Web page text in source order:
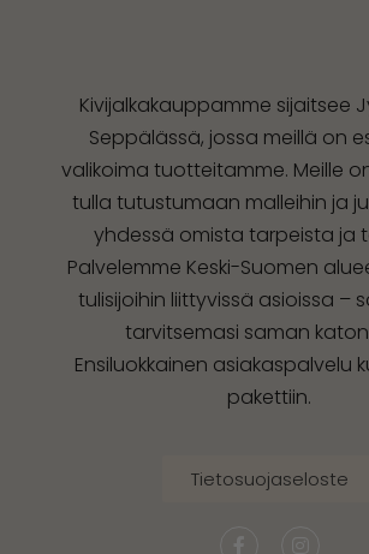
Kivijalkakauppamme sijaitsee
Seppälässä, jossa meillä on
valikoima tuotteitamme. Meille
tulla tutustumaan malleihin ja
yhdessä omista tarpeista ja
Palvelemme Keski-Suomen
tulisijoihin liittyvissä asioissa –
tarvitsemasi saman
Ensiluokkainen asiakaspalvelu
pakettiin.
Tietosuojaseloste